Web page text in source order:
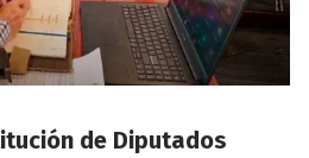
de Diputados